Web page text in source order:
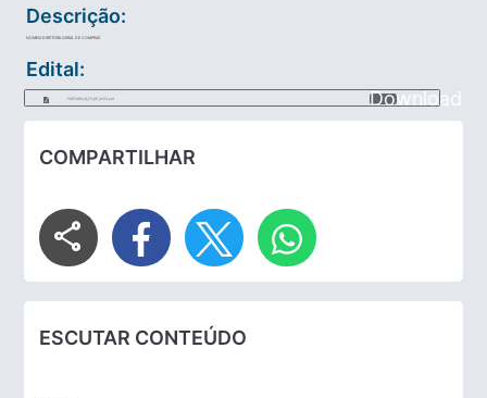
Descrição:
NOMEIA DIRETORA GERAL DE COMPRAS
Edital:
PORTARIA_N_73_DE_2023.pdf Download
COMPARTILHAR
share
ESCUTAR CONTEÚDO